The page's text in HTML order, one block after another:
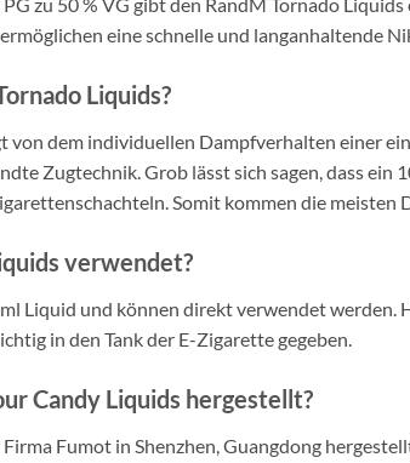
zu 50 % VG gibt den RandM Tornado
eine schnelle und langanhaltende
Liquids?
dem individuellen Dampfverhalten einer
Zugtechnik. Grob lässt sich sagen, dass
Somit kommen die meisten
verwendet?
Liquid und können direkt verwendet werden.
in den Tank der E-Zigarette gegeben.
Candy Liquids hergestellt?
Fumot in Shenzhen, Guangdong